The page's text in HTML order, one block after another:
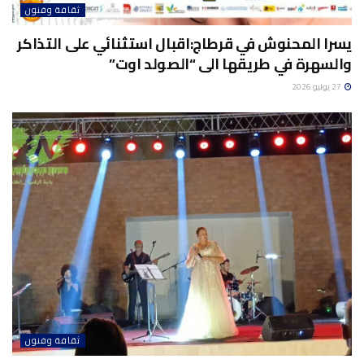
ثقافة وفنون
يسرا المحنوش في قرطاج:اقبال استثنائي على التذاكر
والسهرة في طريقها الى “الصولد اوت”
ثقافة وفنون